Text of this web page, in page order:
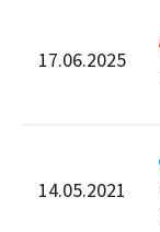
17.06.2025
14.05.2021